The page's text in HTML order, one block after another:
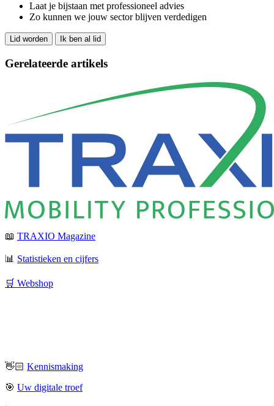
Laat je bijstaan met professioneel advies
Zo kunnen we jouw sector blijven verdedigen
Lid worden Ik ben al lid
Gerelateerde artikels
📖 TRAXIO Magazine
📊 Statistieken en cijfers
🛒 Webshop
👋🏻 Kennismaking
🎯 Uw digitale troef